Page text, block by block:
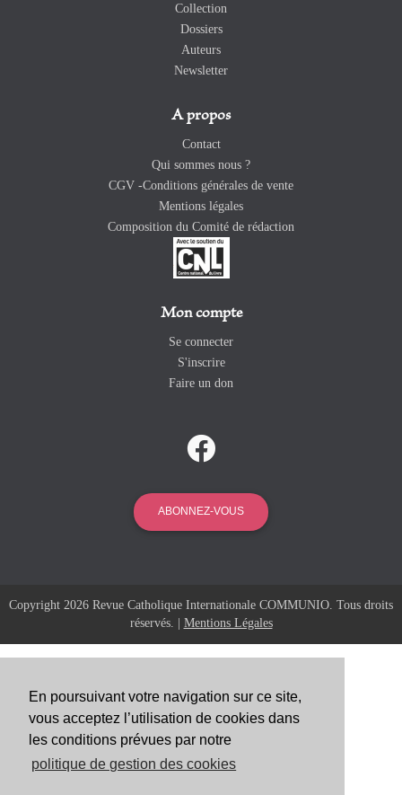
En poursuivant votre navigation sur ce site,
vous acceptez l’utilisation de cookies dans
les conditions prévues par notre
politique de gestion des cookies
Collection
Dossiers
Auteurs
Newsletter
A propos
Contact
Qui sommes nous ?
CGV -Conditions générales de vente
Mentions légales
Composition du Comité de rédaction
Mon compte
Se connecter
S'inscrire
Faire un don
ABONNEZ-VOUS
Copyright 2026 Revue Catholique Internationale COMMUNIO. Tous droits
réservés. | Mentions Légales